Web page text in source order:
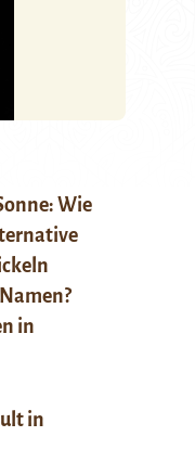
Wie
in
in